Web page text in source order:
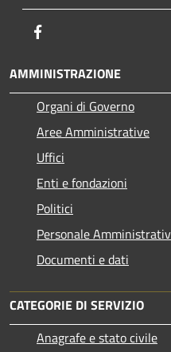
AMMINISTRAZIONE
Organi di Governo
Aree Amministrative
Uffici
Enti e fondazioni
Politici
Personale
Documenti e dati
CATEGORIE DI SERVIZIO
Anagrafe e stato civile